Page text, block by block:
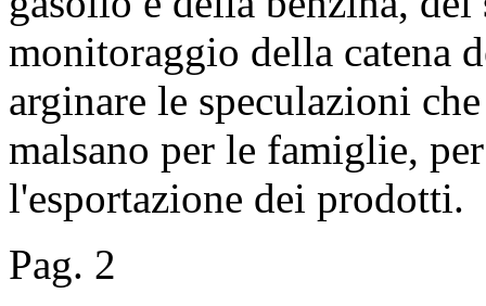
monitoraggio della catena
arginare le speculazioni
malsano per le famiglie,
l'esportazione dei prodotti.
Pag. 2